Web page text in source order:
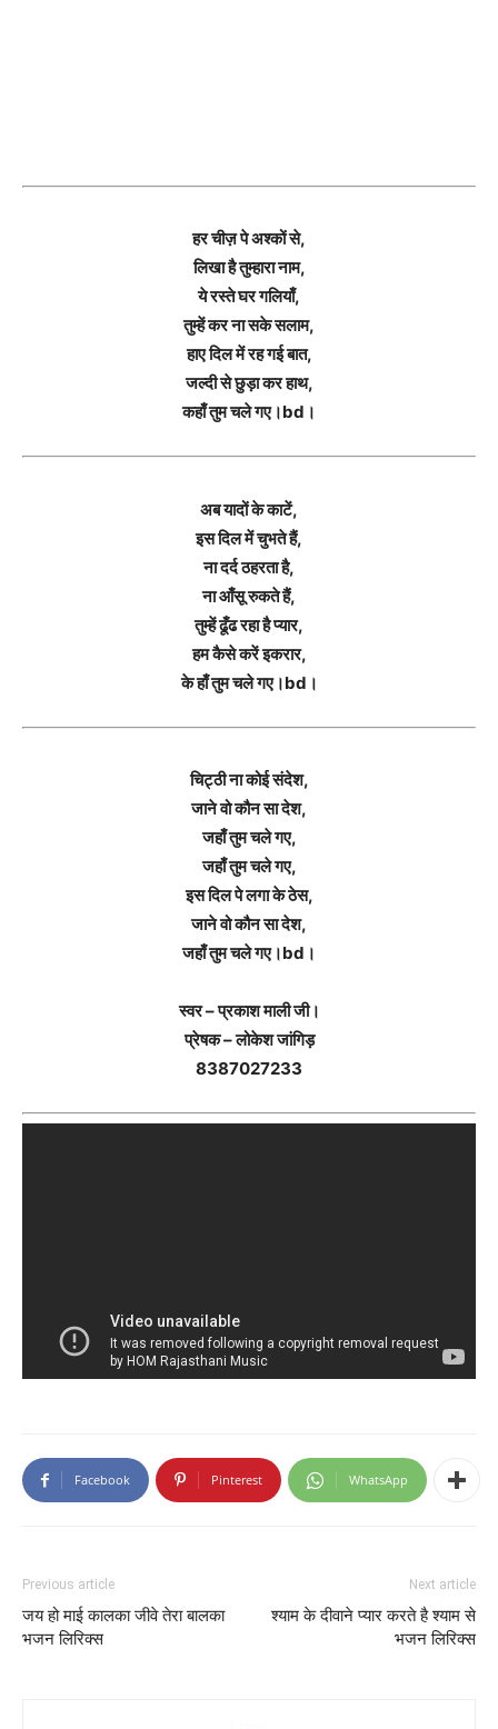
हर चीज़ पे अश्कों से,
लिखा है तुम्हारा नाम,
ये रस्ते घर गलियाँ,
तुम्हें कर ना सके सलाम,
हाए दिल में रह गई बात,
जल्दी से छुड़ा कर हाथ,
कहाँ तुम चले गए।bd।
अब यादों के काटें,
इस दिल में चुभते हैं,
ना दर्द ठहरता है,
ना आँसू रुकते हैं,
तुम्हें ढूँढ रहा है प्यार,
हम कैसे करें इकरार,
के हाँ तुम चले गए।bd।
चिट्ठी ना कोई संदेश,
जाने वो कौन सा देश,
जहाँ तुम चले गए,
जहाँ तुम चले गए,
इस दिल पे लगा के ठेस,
जाने वो कौन सा देश,
जहाँ तुम चले गए।bd।
स्वर – प्रकाश माली जी।
प्रेषक – लोकेश जांगिड़
8387027233
Facebook Pinterest WhatsApp
Previous article
जय हो माई कालका जीवे तेरा बालका
भजन लिरिक्स
Next article
श्याम के दीवाने प्यार करते है श्याम से
भजन लिरिक्स